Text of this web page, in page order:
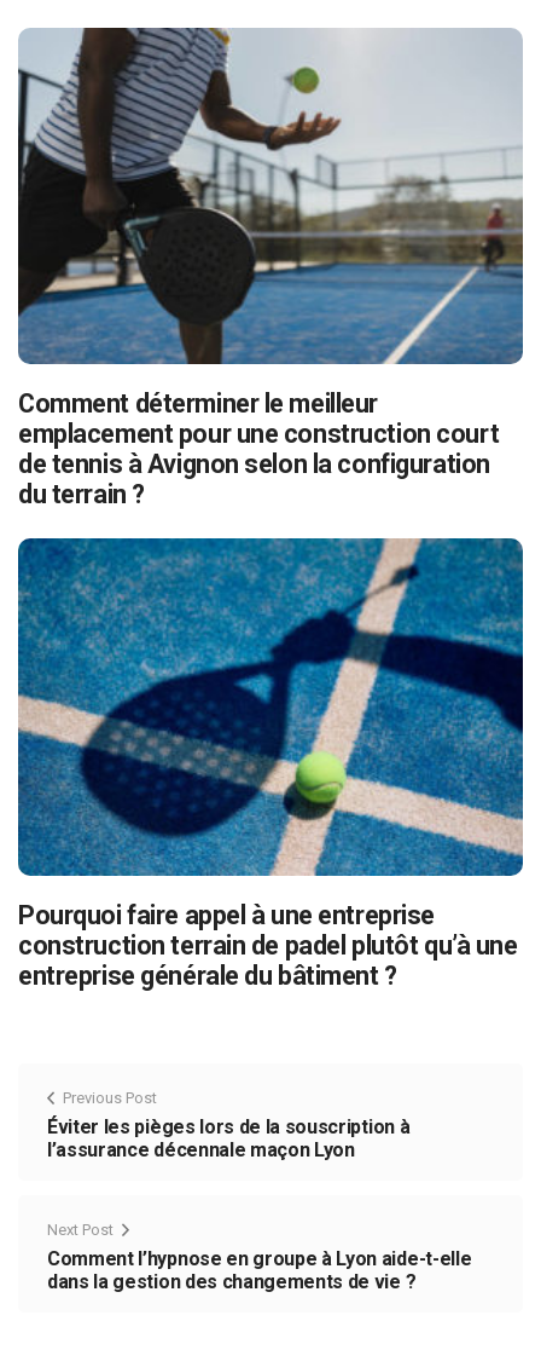
Comment déterminer le meilleur
emplacement pour une construction court
de tennis à Avignon selon la configuration
du terrain ?
Pourquoi faire appel à une entreprise
construction terrain de padel plutôt qu’à une
entreprise générale du bâtiment ?
Previous Post
Éviter les pièges lors de la souscription à
l’assurance décennale maçon Lyon
Next Post
Comment l’hypnose en groupe à Lyon aide-t-elle
dans la gestion des changements de vie ?